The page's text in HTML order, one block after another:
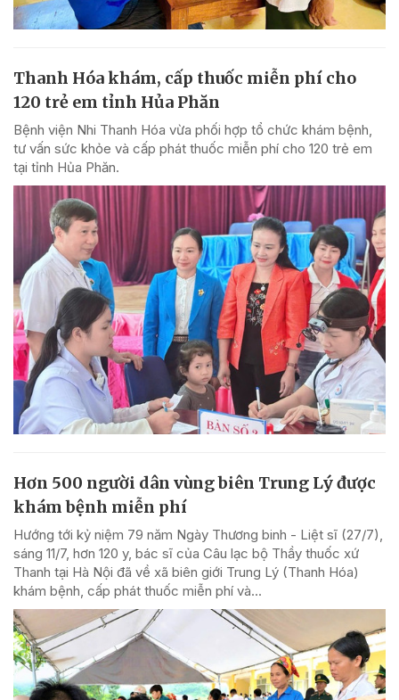
Thanh Hóa khám, cấp thuốc miễn phí cho
120 trẻ em tỉnh Hủa Phăn
Bệnh viện Nhi Thanh Hóa vừa phối hợp tổ chức khám bệnh,
tư vấn sức khỏe và cấp phát thuốc miễn phí cho 120 trẻ em
tại tỉnh Hủa Phăn.
Hơn 500 người dân vùng biên Trung Lý được
khám bệnh miễn phí
Hướng tới kỷ niệm 79 năm Ngày Thương binh - Liệt sĩ (27/7),
sáng 11/7, hơn 120 y, bác sĩ của Câu lạc bộ Thầy thuốc xứ
Thanh tại Hà Nội đã về xã biên giới Trung Lý (Thanh Hóa)
khám bệnh, cấp phát thuốc miễn phí và...